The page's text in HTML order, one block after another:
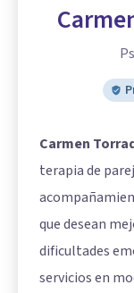
Carmen
terapia de
que desean
dificultades
servicios en